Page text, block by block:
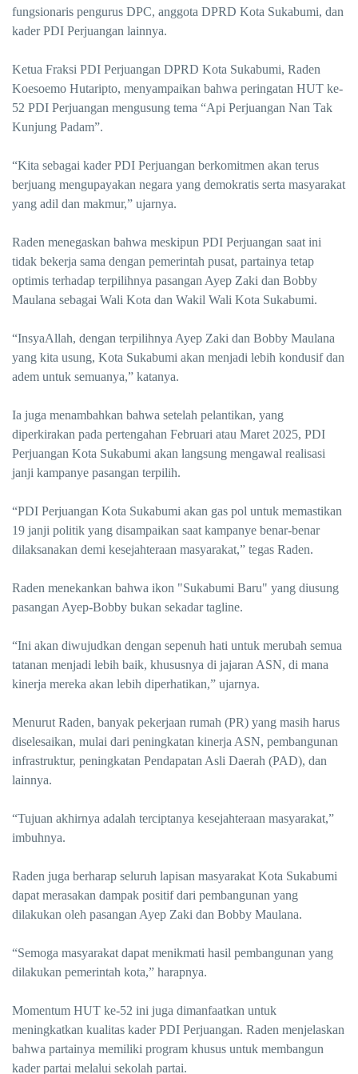
fungsionaris pengurus DPC, anggota DPRD Kota Sukabumi, dan
kader PDI Perjuangan lainnya.
Ketua Fraksi PDI Perjuangan DPRD Kota Sukabumi, Raden
Koesoemo Hutaripto, menyampaikan bahwa peringatan HUT ke-
52 PDI Perjuangan mengusung tema “Api Perjuangan Nan Tak
Kunjung Padam”.
“Kita sebagai kader PDI Perjuangan berkomitmen akan terus
berjuang mengupayakan negara yang demokratis serta masyarakat
yang adil dan makmur,” ujarnya.
Raden menegaskan bahwa meskipun PDI Perjuangan saat ini
tidak bekerja sama dengan pemerintah pusat, partainya tetap
optimis terhadap terpilihnya pasangan Ayep Zaki dan Bobby
Maulana sebagai Wali Kota dan Wakil Wali Kota Sukabumi.
“InsyaAllah, dengan terpilihnya Ayep Zaki dan Bobby Maulana
yang kita usung, Kota Sukabumi akan menjadi lebih kondusif dan
adem untuk semuanya,” katanya.
Ia juga menambahkan bahwa setelah pelantikan, yang
diperkirakan pada pertengahan Februari atau Maret 2025, PDI
Perjuangan Kota Sukabumi akan langsung mengawal realisasi
janji kampanye pasangan terpilih.
“PDI Perjuangan Kota Sukabumi akan gas pol untuk memastikan
19 janji politik yang disampaikan saat kampanye benar-benar
dilaksanakan demi kesejahteraan masyarakat,” tegas Raden.
Raden menekankan bahwa ikon "Sukabumi Baru" yang diusung
pasangan Ayep-Bobby bukan sekadar tagline.
“Ini akan diwujudkan dengan sepenuh hati untuk merubah semua
tatanan menjadi lebih baik, khususnya di jajaran ASN, di mana
kinerja mereka akan lebih diperhatikan,” ujarnya.
Menurut Raden, banyak pekerjaan rumah (PR) yang masih harus
diselesaikan, mulai dari peningkatan kinerja ASN, pembangunan
infrastruktur, peningkatan Pendapatan Asli Daerah (PAD), dan
lainnya.
“Tujuan akhirnya adalah terciptanya kesejahteraan masyarakat,”
imbuhnya.
Raden juga berharap seluruh lapisan masyarakat Kota Sukabumi
dapat merasakan dampak positif dari pembangunan yang
dilakukan oleh pasangan Ayep Zaki dan Bobby Maulana.
“Semoga masyarakat dapat menikmati hasil pembangunan yang
dilakukan pemerintah kota,” harapnya.
Momentum HUT ke-52 ini juga dimanfaatkan untuk
meningkatkan kualitas kader PDI Perjuangan. Raden menjelaskan
bahwa partainya memiliki program khusus untuk membangun
kader partai melalui sekolah partai.